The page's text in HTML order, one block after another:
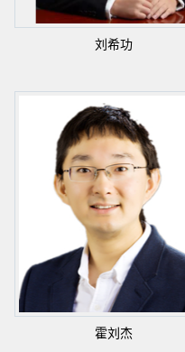
刘希功
霍刘杰